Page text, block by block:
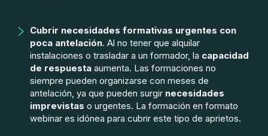
Cubrir necesidades formativas urgentes con
poca antelación. Al no tener que alquilar
instalaciones o trasladar a un formador, la capacidad
de respuesta aumenta. Las formaciones no
siempre pueden organizarse con meses de
antelación, ya que pueden surgir necesidades
imprevistas o urgentes. La formación en formato
webinar es idónea para cubrir este tipo de aprietos.